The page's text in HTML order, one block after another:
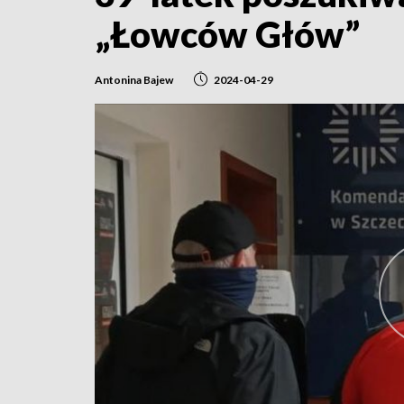
„Łowców Głów”
Antonina Bajew 2024-04-29